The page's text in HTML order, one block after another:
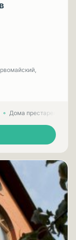
Дома престарелых